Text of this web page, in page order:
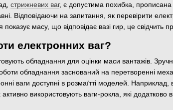
стрижневих ваг, є допустима похибка, прописана
Відповідаючи на запитання, як перевірити
масу, що відповідає вазі гир, це свідчить
електронних ваг?
обладнання для оцінки маси вантажів.
обладнання заснований на перетворенні
ваги доступні в розмаїтті моделей. Наприклад,
використовують ваги-рокла, які